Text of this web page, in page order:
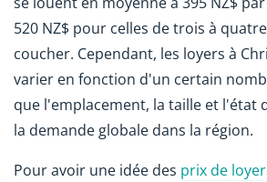
520 NZ$ pour celles de trois à
coucher. Cependant, les loyers à
varier en fonction d'un certain
que l'emplacement, la taille et l'état
la demande globale dans la région.
Pour avoir une idée des prix de